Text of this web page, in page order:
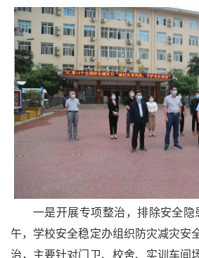
一是开展专项整治，排除安全隐
午，学校安全稳定办组织防灾减灾安
治，主要针对门卫、校舍、实训车间